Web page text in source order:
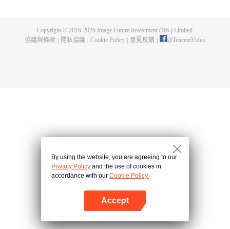
Copyright © 2016-2026Image Future Investment (HK) Limited.
協議與條款
隱私協議 Cookie Policy 意見反饋 @TencentVideo
By using the website, you are agreeing to our
Privacy Policy and the use of cookies in
accordance with our Cookie Policy.
Accept